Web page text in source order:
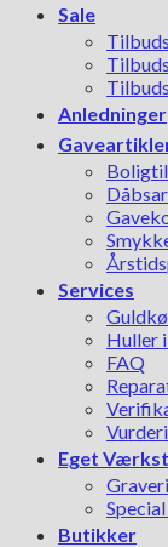
Sale
Anledninger
Services
Huller
FAQ
Eget
Butikker